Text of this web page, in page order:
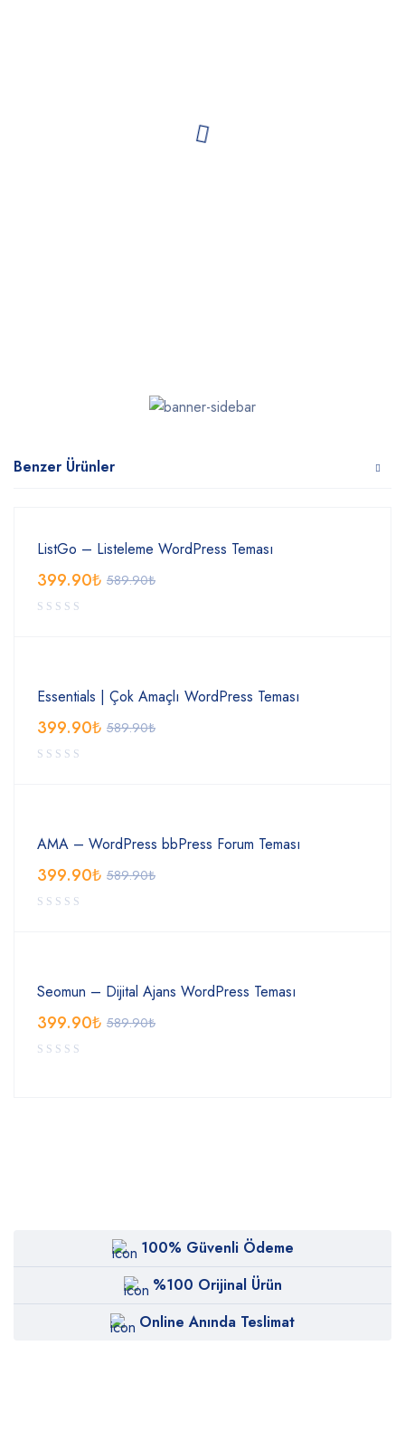
Benzer Ürünler
ListGo – Listeleme WordPress Teması
589.90₺
399.90₺
Essentials | Çok Amaçlı WordPress Teması
589.90₺
399.90₺
AMA – WordPress bbPress Forum Teması
589.90₺
399.90₺
Seomun – Dijital Ajans WordPress Teması
589.90₺
399.90₺
100% Güvenli Ödeme
%100 Orijinal Ürün
Online Anında Teslimat